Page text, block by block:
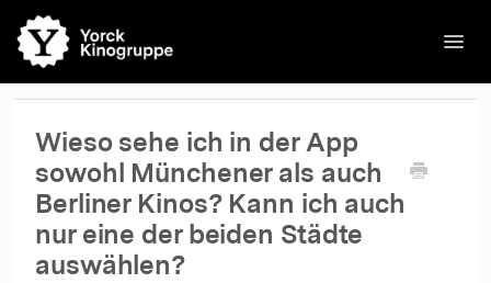
🌐English Kinos Filme Kontakt Kontakt
Wieso sehe ich in der App
sowohl Münchener als auch
Berliner Kinos? Kann ich auch
nur eine der beiden Städte
auswählen?